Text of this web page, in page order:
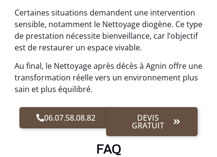
Certaines situations demandent une intervention
sensible, notamment le Nettoyage diogène. Ce type
de prestation nécessite bienveillance, car l’objectif
est de restaurer un espace vivable.
Au final, le Nettoyage après décès à Agnin offre une
transformation réelle vers un environnement plus
sain et plus équilibré.
06.07.58.08.82 DEVIS
GRATUIT
FAQ